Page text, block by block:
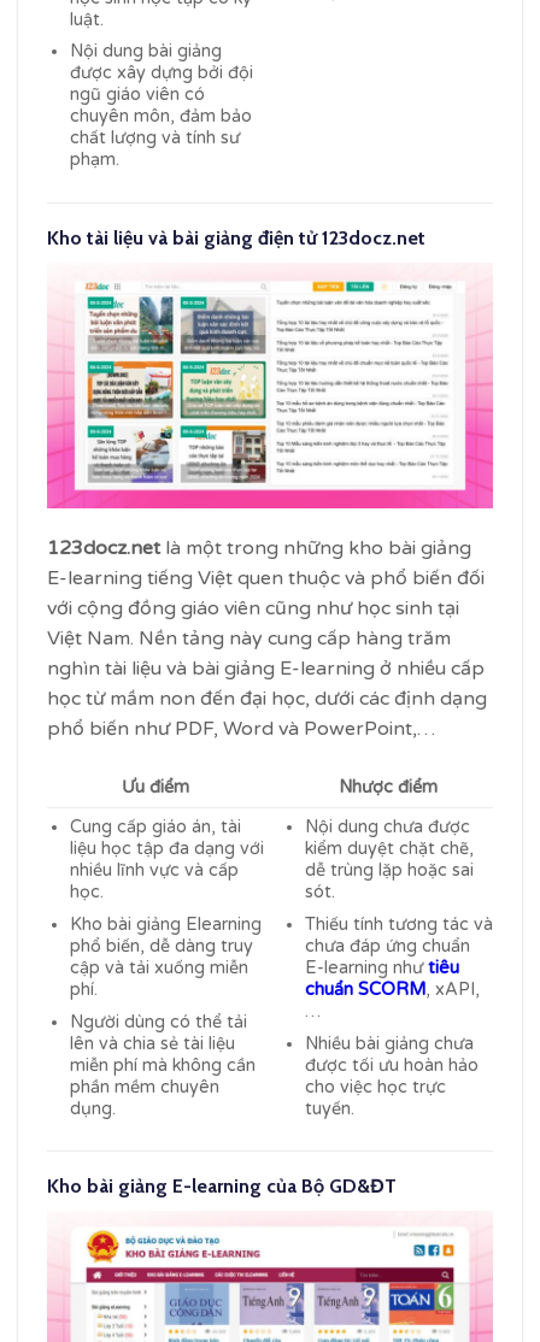
luật.
Nội dung bài giảng
được xây dựng bởi đội
ngũ giáo viên có
chuyên môn, đảm bảo
chất lượng và tính sư
phạm.
Kho tài liệu và bài giảng điện tử 123docz.net
123docz.netlà một trong những kho bài giảng
E-learning tiếng Việt quen thuộc và phổ biến đối
với cộng đồng giáo viên cũng như học sinh tại
Việt Nam. Nền tảng này cung cấp hàng trăm
nghìn tài liệu và bài giảng E-learning ở nhiều cấp
học từ mầm non đến đại học, dưới các định dạng
phổ biến như PDF, Word và PowerPoint,…
Ưu điểm
Nhược điểm
Cung cấp giáo án, tài
liệu học tập đa dạng với
nhiều lĩnh vực và cấp
học.
Kho bài giảng Elearning
phổ biến, dễ dàng truy
cập và tải xuống miễn
phí.
Người dùng có thể tải
lên và chia sẻ tài liệu
miễn phí mà không cần
phần mềm chuyên
dụng.
Nội dung chưa được
kiểm duyệt chặt chẽ,
dễ trùng lặp hoặc sai
sót.
Thiếu tính tương tác và
chưa đáp ứng chuẩn
E-learning nhưtiêu
chuẩn SCORM, xAPI,
…
Nhiều bài giảng chưa
được tối ưu hoàn hảo
cho việc học trực
tuyến.
Kho bài giảng E-learning của Bộ GD&ĐT